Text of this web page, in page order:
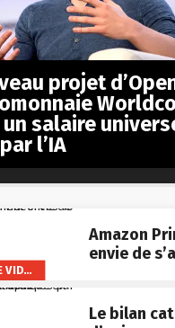
AMAZON PRIME VIDEO
Amazon
envie de
Le bilan
projet
salaire
l’IA